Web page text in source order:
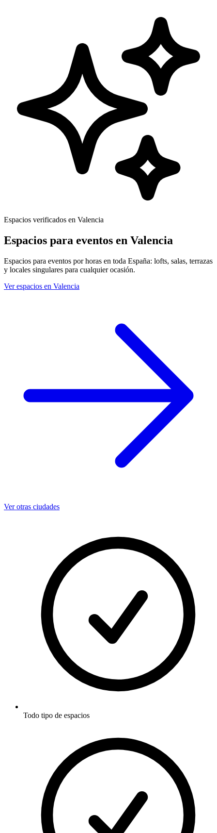
Espacios verificados en Valencia
Espacios para eventos en Valencia
Espacios para eventos por horas en toda España: lofts, salas, terrazas
y locales singulares para cualquier ocasión.
Ver espacios en Valencia
Ver otras ciudades
Todo tipo de espacios